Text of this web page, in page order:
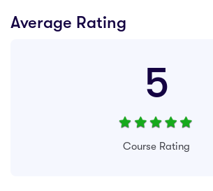
Average Rating
5
Course Rating